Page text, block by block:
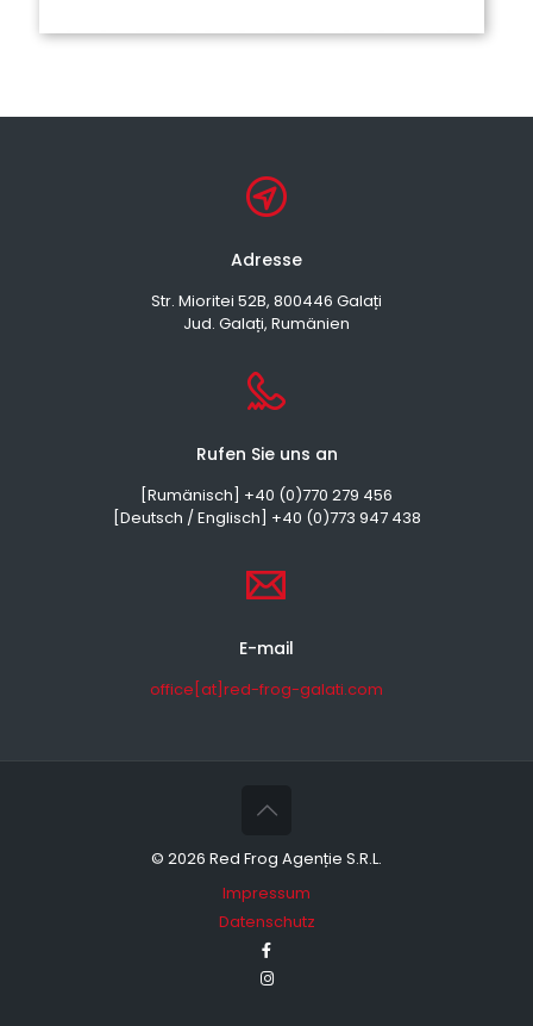
Adresse
Str. Mioritei 52B, 800446 Galați
Jud. Galați, Rumänien
Rufen Sie uns an
[Rumänisch] +40 (0)770 279 456
[Deutsch / Englisch] +40 (0)773 947 438
E-mail
office[at]red-frog-galati.com
© 2026 Red Frog Agenție S.R.L.
Impressum
Datenschutz